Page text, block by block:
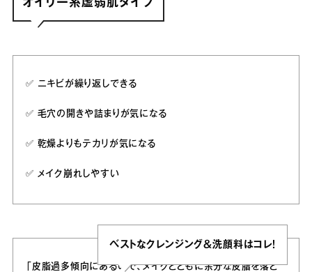
オイリー系虚弱肌タイプ
✅️ ニキビが繰り返しできる
✅️ 毛穴の開きや詰まりが気になる
✅️ 乾燥よりもテカリが気になる
✅️ メイク崩れしやすい
ベストなクレンジング＆洗顔料はコレ！
「皮脂過多傾向にあるので、メイクとともに余分な皮脂を落と